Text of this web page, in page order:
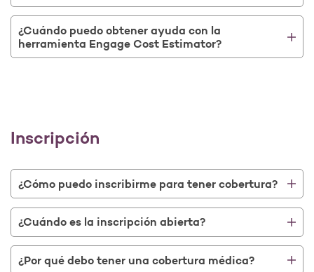
¿Cuándo puedo obtener ayuda con la
herramienta Engage Cost Estimator?
Inscripción
¿Cómo puedo inscribirme para tener cobertura?
¿Cuándo es la inscripción abierta?
¿Por qué debo tener una cobertura médica?